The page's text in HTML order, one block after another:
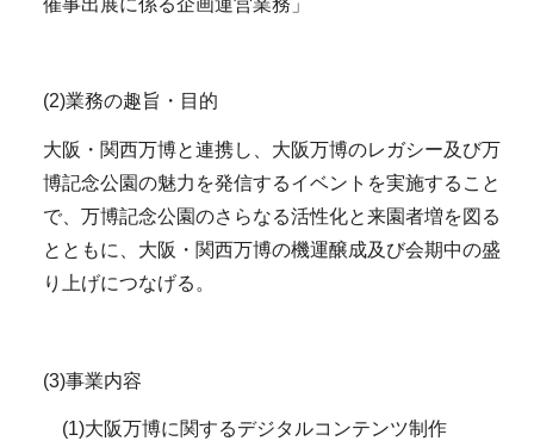
(2)業務の趣旨・目的
大阪・関西万博と連携し、大阪万博のレガシー及び万
博記念公園の魅力を発信するイベントを実施すること
で、万博記念公園のさらなる活性化と来園者増を図る
とともに、大阪・関西万博の機運醸成及び会期中の盛
り上げにつなげる。
(3)事業内容
(1)大阪万博に関するデジタルコンテンツ制作